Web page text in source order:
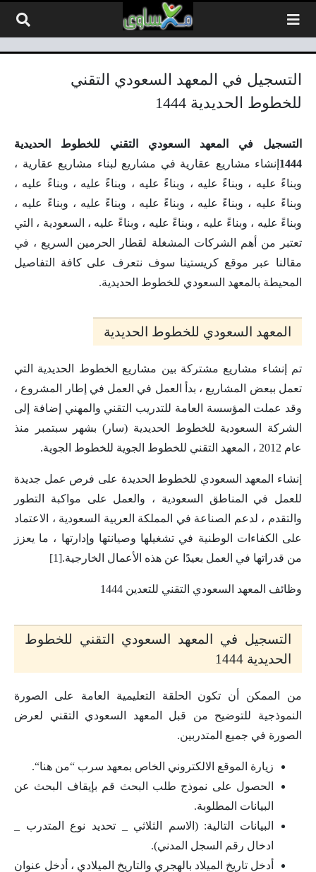
التسجيل في المعهد السعودي التقني
للخطوط الحديدية 1444
التسجيل في المعهد السعودي التقني للخطوط الحديدية
1444 إنشاء مشاريع عقارية في مشاريع لبناء مشاريع عقارية ،
وبناءً عليه ، وبناءً عليه ، وبناءً عليه ، وبناءً عليه ، وبناءً عليه ،
وبناءً عليه ، وبناءً عليه ، وبناءً عليه ، وبناءً عليه ، وبناءً عليه ،
وبناءً عليه ، وبناءً عليه ، وبناءً عليه ، وبناءً عليه ، السعودية ، التي
تعتبر من أهم الشركات المشغلة لقطار الحرمين السريع ، في
مقالنا عبر موقع كريستينا سوف نتعرف على كافة التفاصيل
المحيطة بالمعهد السعودي للخطوط الحديدية.
المعهد السعودي للخطوط الحديدية
تم إنشاء مشاريع مشتركة بين مشاريع الخطوط الحديدية التي
تعمل ببعض المشاريع ، بدأ العمل في العمل في إطار المشروع ،
وقد عملت المؤسسة العامة للتدريب التقني والمهني إضافة إلى
الشركة السعودية للخطوط الحديدية (سار) بشهر سبتمبر منذ
عام 2012 ، المعهد التقني للخطوط الجوية للخطوط الجوية.
إنشاء المعهد السعودي للخطوط الحديدة على فرص عمل جديدة
للعمل في المناطق السعودية ، والعمل على مواكبة التطور
والتقدم ، لدعم الصناعة في المملكة العربية السعودية ، الاعتماد
على الكفاءات الوطنية في تشغيلها وصيانتها وإدارتها ، ما يعزز
من قدراتها في العمل بعيدًا عن هذه الأعمال الخارجية.[1]
وظائف المعهد السعودي التقني للتعدين 1444
التسجيل في المعهد السعودي التقني للخطوط
الحديدية 1444
من الممكن أن تكون الحلقة التعليمية العامة على الصورة
النموذجية للتوضيح من قبل المعهد السعودي التقني لعرض
الصورة في جميع المتدربين.
زيارة الموقع الالكتروني الخاص بمعهد سرب “من هنا“.
الحصول على نموذج طلب البحث قم بإيقاف البحث عن
البيانات المطلوبة.
البيانات التالية: (الاسم الثلاثي _ تحديد نوع المتدرب _
ادخال رقم السجل المدني).
أدخل تاريخ الميلاد بالهجري والتاريخ الميلادي ، أدخل عنوان